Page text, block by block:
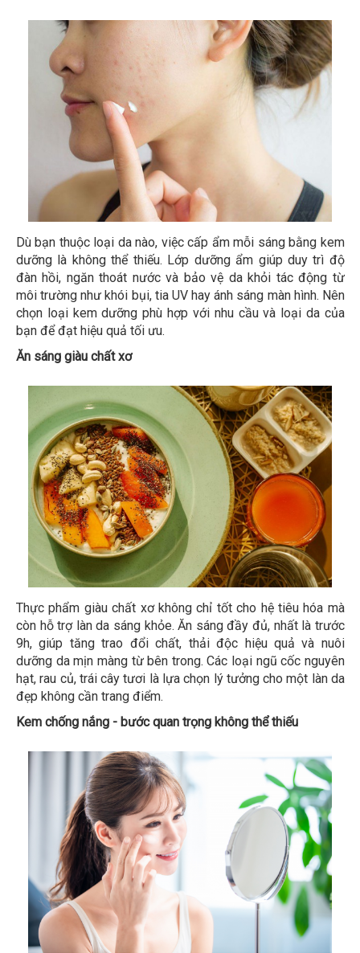
Dù bạn thuộc loại da nào, việc cấp ẩm mỗi sáng bằng kem
dưỡng là không thể thiếu. Lớp dưỡng ẩm giúp duy trì độ
đàn hồi, ngăn thoát nước và bảo vệ da khỏi tác động từ
môi trường như khói bụi, tia UV hay ánh sáng màn hình. Nên
chọn loại kem dưỡng phù hợp với nhu cầu và loại da của
bạn để đạt hiệu quả tối ưu.
Ăn sáng giàu chất xơ
Thực phẩm giàu chất xơ không chỉ tốt cho hệ tiêu hóa mà
còn hỗ trợ làn da sáng khỏe. Ăn sáng đầy đủ, nhất là trước
9h, giúp tăng trao đổi chất, thải độc hiệu quả và nuôi
dưỡng da mịn màng từ bên trong. Các loại ngũ cốc nguyên
hạt, rau củ, trái cây tươi là lựa chọn lý tưởng cho một làn da
đẹp không cần trang điểm.
Kem chống nắng - bước quan trọng không thể thiếu